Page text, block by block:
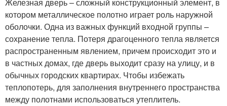
Железная дверь – сложный конструкционный элемент, в
котором металлическое полотно играет роль наружной
оболочки. Одна из важных функций входной группы –
сохранение тепла. Потеря драгоценного тепла является
распространенным явлением, причем происходит это и
в частных домах, где дверь выходит сразу на улицу, и в
обычных городских квартирах. Чтобы избежать
теплопотерь, для заполнения внутреннего пространства
между полотнами использоваться утеплитель.